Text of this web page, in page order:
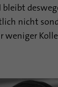
nicht
weniger
30 Tage
Dieses Cookie wird